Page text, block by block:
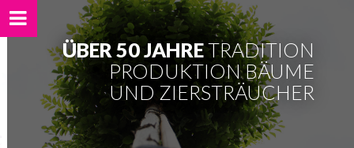
ÜBER 50 JAHRETRADITION
PRODUKTION BÄUME
UND ZIERSTRÄUCHER